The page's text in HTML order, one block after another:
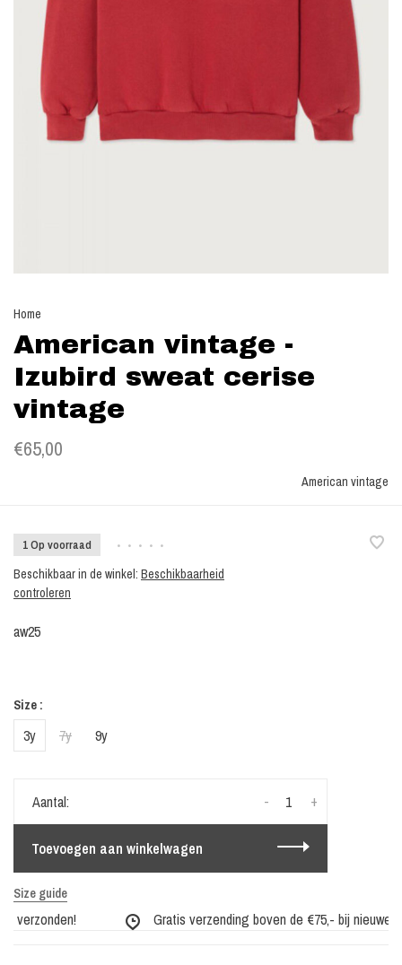
Home
American vintage -
Izubird sweat cerise
vintage
€65,00
American vintage
1 Op voorraad • • • • •
Beschikbaar in de winkel: Beschikbaarheid
controleren
aw25
Size :
3y 7y 9y
Aantal: +
-
Toevoegen aan winkelwagen
Size guide
Gratis verzending boven de €75,- bij nieuwe